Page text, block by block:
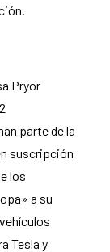
parte de la
suscripción
los
a su
Tesla y